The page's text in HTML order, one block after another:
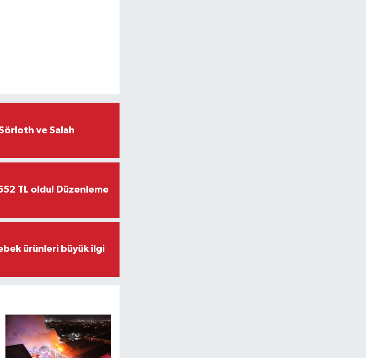
ve Salah
TL oldu! Düzenleme
ürünleri büyük ilgi